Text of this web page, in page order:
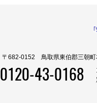
〒682-0152 鳥取県東伯郡三朝町
0120-43-0168